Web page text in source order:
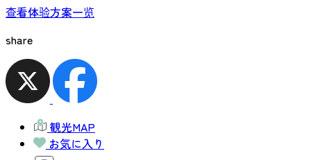
查看体验方案一览
share
観光MAP
お気に入り